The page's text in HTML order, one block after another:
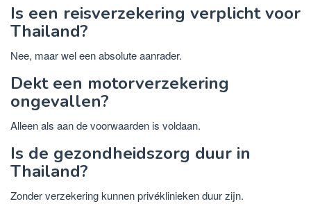
Is een reisverzekering verplicht voor
Thailand?
Nee, maar wel een absolute aanrader.
Dekt een motorverzekering
ongevallen?
Alleen als aan de voorwaarden is voldaan.
Is de gezondheidszorg duur in
Thailand?
Zonder verzekering kunnen privéklinieken duur zijn.